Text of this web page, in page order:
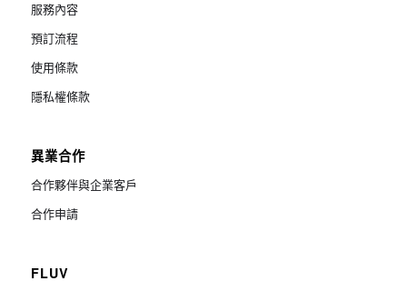
服務內容
預訂流程
使用條款
隱私權條款
異業合作
合作夥伴與企業客戶
合作申請
FLUV